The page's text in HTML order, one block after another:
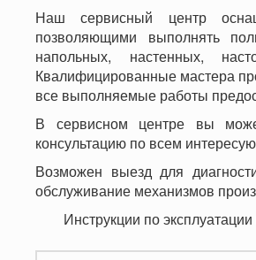
Наш сервисный центр
позволяющими выполнять
напольных, настенных,
Квалифицированные мастера
все выполняемые работы
В сервисном центре вы
консультацию по всем
Возможен выезд для
обслуживание механизмов
Инструкции по